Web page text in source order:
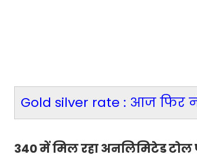
Gold silver rate : आज
340 में मिल रहा अनलिमिटेड टोल